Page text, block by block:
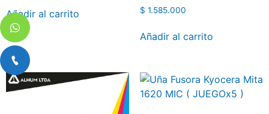
Añadir al carrito $ 1.585.000
Añadir al carrito